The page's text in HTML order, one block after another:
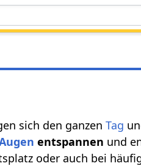
sich den ganzenTag
entspannen und
oder auch bei